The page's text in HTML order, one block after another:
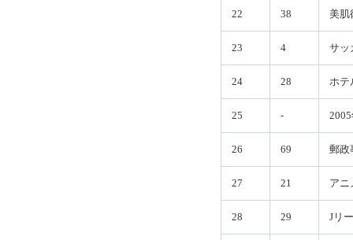
22 38 美肌
23 4 サッ
24 28 ホテ
25 -
26 69 郵政
27 21 アニ
28 29 Jリ